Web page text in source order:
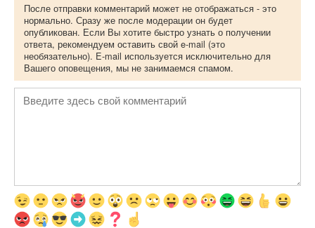
После отправки комментарий может не отображаться - это
нормально. Сразу же после модерации он будет
опубликован. Если Вы хотите быстро узнать о получении
ответа, рекомендуем оставить свой e-mail (это
необязательно). E-mail используется исключительно для
Вашего оповещения, мы не занимаемся спамом.